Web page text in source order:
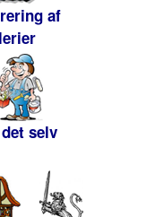
af
selv